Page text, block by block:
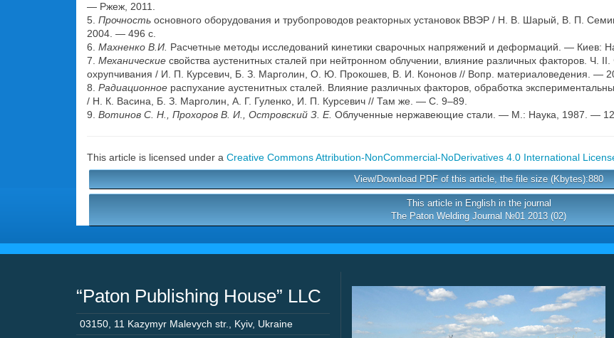
— Ржеж, 2011.
5. Прочность основного оборудования и трубопроводов реакторных установок ВВЭР / Н. В. Шарый, В. П.
2004. — 496 с.
6. Махненко В.И. Расчетные методы исследований кинетики сварочных напряжений и деформаций. — Киев:
7. Механические свойства аустенитных сталей при нейтронном облучении, влияние различных факторов. Ч.
охрупчивания / И. П. Курсевич, Б. З. Марголин, О. Ю. Прокошев, В. И. Кононов // Вопр. материаловедения. —
8. Радиационное распухание аустенитных сталей. Влияние различных факторов, обработка
/ Н. К. Васина, Б. З. Марголин, А. Г. Гуленко, И. П. Курсевич // Там же. — С. 9–89.
9. Вотинов С. Н., Прохоров В. И., Островский З. Е. Облученные нержавеющие стали. — М.: Наука, 1987. —
This article is licensed under a Creative Commons Attribution-NonCommercial-NoDerivatives 4.0 International
View/Download PDF of this article, the file size (Kbytes):880
This article in English in the journal
The Paton Welding Journal №01 2013 (02)
“Paton Publishing House” LLC
03150 11 Kazymyr Malevych str. Kyiv, Ukraine